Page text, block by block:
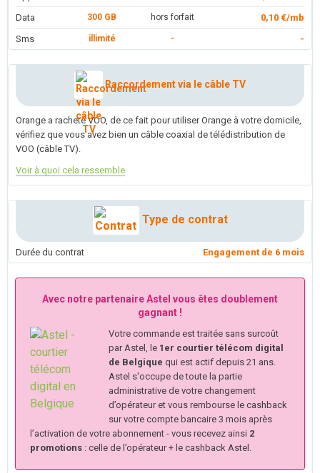
Data
300 GB hors forfait
0,10 €/mb
Sms
illimité - -
Raccordement via le câble TV
Orange a racheté VOO, de ce fait pour utiliser Orange à votre domicile,
vérifiez que vous avez bien un câble coaxial de télédistribution de
VOO (câble TV).
Voir à quoi cela ressemble
Type de contrat
Durée du contrat Engagement de 6 mois
Avec notre partenaire Astel vous êtes doublement
gagnant !
Votre commande est traitée sans surcoût
par Astel, le 1er courtier télécom digital
de Belgique qui est actif depuis 21 ans.
Astel s'occupe de toute la partie
administrative de votre changement
d’opérateur et vous rembourse le cashback
sur votre compte bancaire 3 mois après
l’activation de votre abonnement - vous recevez ainsi 2
promotions : celle de l’opérateur + le cashback Astel.